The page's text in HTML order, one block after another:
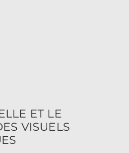
ET LE
VISUELS